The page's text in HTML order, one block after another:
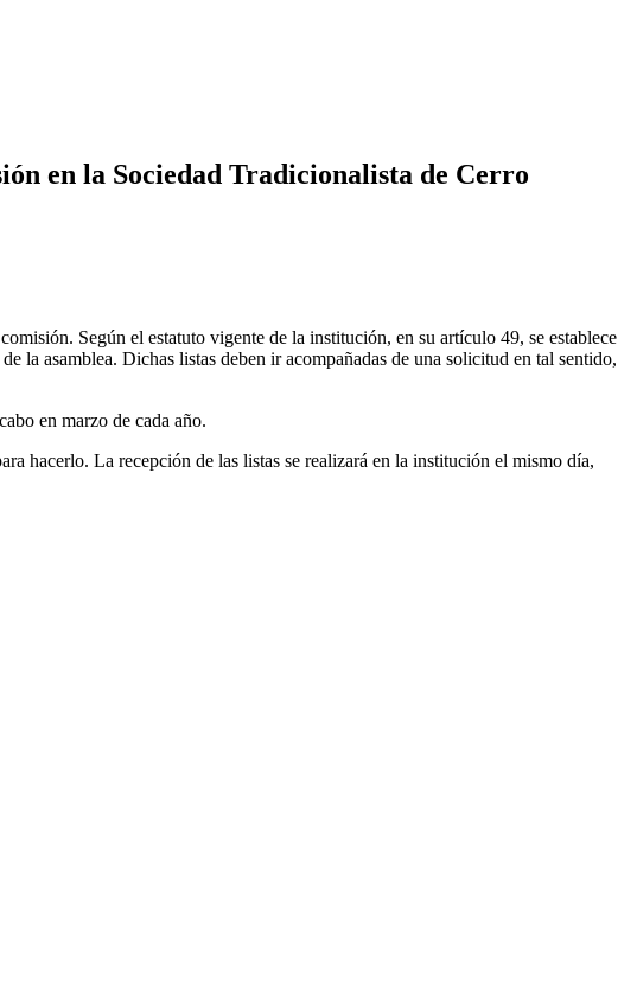
en la Sociedad Tradicionalista de Cerro
Según el estatuto vigente de la institución, en su artículo 49, se establece
la asamblea. Dichas listas deben ir acompañadas de una solicitud en tal sentido,
en marzo de cada año.
hacerlo. La recepción de las listas se realizará en la institución el mismo día,